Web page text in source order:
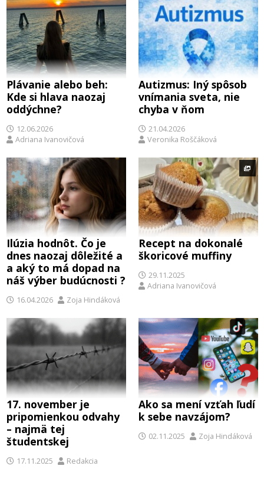
Plávanie alebo beh:
Kde si hlava naozaj
oddýchne?
12.06.2026
Adriana Ivanovičová
Autizmus: Iný spôsob
vnímania sveta, nie
chyba v ňom
21.04.2026
Veronika Roščáková
Ilúzia hodnôt. Čo je
dnes naozaj dôležité a
a aký to má dopad na
náš výber budúcnosti ?
16.04.2026 Zoja Hindáková
Recept na dokonalé
škoricové muffiny
29.11.2025
Adriana Ivanovičová
17. november je
pripomienkou odvahy
– najmä tej
študentskej
17.11.2025 Redakcia
Ako sa mení vzťah ľudí
k sebe navzájom?
02.11.2025 Zoja Hindáková